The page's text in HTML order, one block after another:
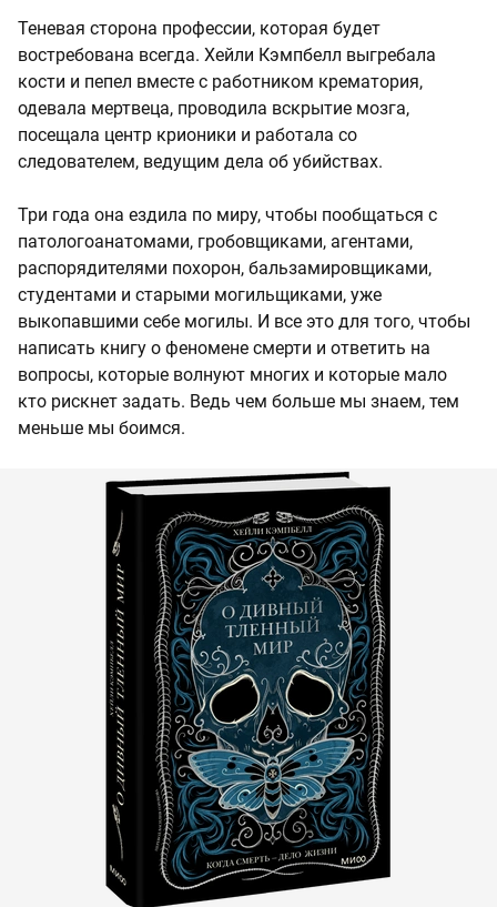
Теневая сторона профессии, которая будет
востребована всегда. Хейли Кэмпбелл выгребала
кости и пепел вместе с работником крематория,
одевала мертвеца, проводила вскрытие мозга,
посещала центр крионики и работала со
следователем, ведущим дела об убийствах.
Три года она ездила по миру, чтобы пообщаться с
патологоанатомами, гробовщиками, агентами,
распорядителями похорон, бальзамировщиками,
студентами и старыми могильщиками, уже
выкопавшими себе могилы. И все это для того, чтобы
написать книгу о феномене смерти и ответить на
вопросы, которые волнуют многих и которые мало
кто рискнет задать. Ведь чем больше мы знаем, тем
меньше мы боимся.